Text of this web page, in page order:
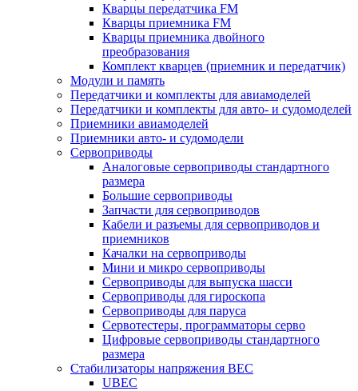
Кварцы передатчика FM
Кварцы приемника FM
Кварцы приемника двойного
преобразования
Комплект кварцев (приемник и передатчик)
Модули и память
Передатчики и комплекты для авиамоделей
Передатчики и комплекты для авто- и судомоделей
Приемники авиамоделей
Приемники авто- и судомодели
Сервоприводы
Аналоговые сервоприводы стандартного
размера
Большие сервоприводы
Запчасти для сервоприводов
Кабели и разъемы для сервоприводов и
приемников
Качалки на сервоприводы
Мини и микро сервоприводы
Сервоприводы для выпуска шасси
Сервоприводы для гироскопа
Сервоприводы для паруса
Сервотестеры, программаторы серво
Цифровые сервоприводы стандартного
размера
Стабилизаторы напряжения BEC
UBEC